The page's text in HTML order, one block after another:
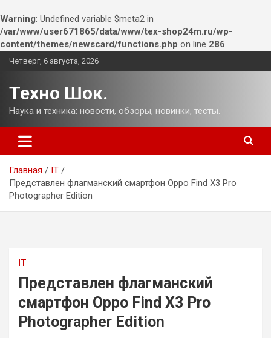
Warning: Undefined variable $meta2 in
/var/www/user671865/data/www/tex-shop24m.ru/wp-
content/themes/newscard/functions.php on line 286
Перейти
Четверг, 6 августа, 2026
Техно Шок.
Наука и техника: новости, обзоры, новинки, тесты.
Главная
IT
Представлен флагманский смартфон Oppo Find X3 Pro
Photographer Edition
IT
Представлен флагманский
смартфон Oppo Find X3 Pro
Photographer Edition